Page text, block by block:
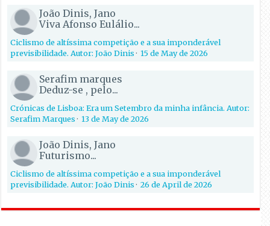
João Dinis, Jano
Viva Afonso Eulálio...
Ciclismo de altíssima competição e a sua imponderável
previsibilidade. Autor: João Dinis·15 de May de 2026
Serafim marques
Deduz-se , pelo...
Crónicas de Lisboa: Era um Setembro da minha infância. Autor:
Serafim Marques·13 de May de 2026
João Dinis, Jano
Futurismo...
Ciclismo de altíssima competição e a sua imponderável
previsibilidade. Autor: João Dinis·26 de April de 2026